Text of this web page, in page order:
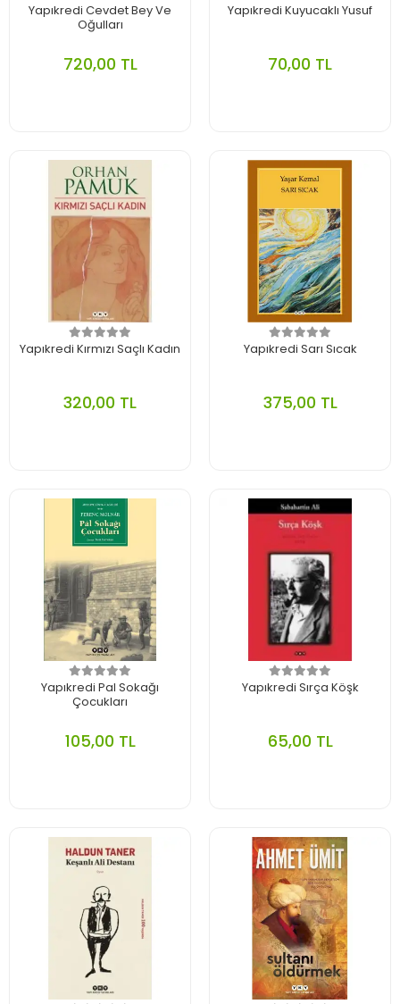
Yapıkredi Cevdet Bey Ve
Oğulları
720,00 TL
Yapıkredi Kuyucaklı Yusuf
70,00 TL
Yapıkredi Kırmızı Saçlı Kadın
320,00 TL
Yapıkredi Sarı Sıcak
375,00 TL
Yapıkredi Pal Sokağı
Çocukları
105,00 TL
Yapıkredi Sırça Köşk
65,00 TL